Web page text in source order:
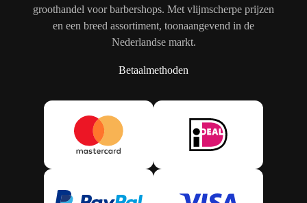
groothandel voor barbershops. Met vlijmscherpe prijzen
en een breed assortiment, toonaangevend in de
Nederlandse markt.
Betaalmethoden